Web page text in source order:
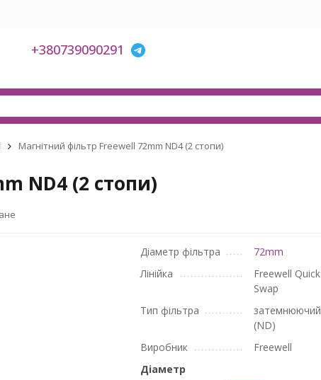
+380739090291
Магнітний фільтр Freewell 72mm ND4 (2 стопи)
ND4 (2 стопи)
Діаметр фільтра
72mm
Лінійка
Freewell Quick
Swap
Тип фільтра
затемнюючий
(ND)
Виробник
Freewell
Діаметр